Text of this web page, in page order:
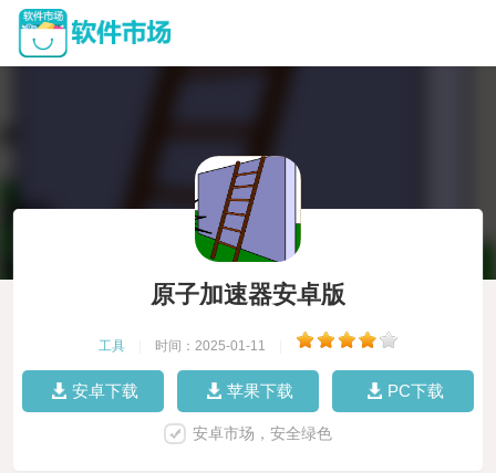
原子加速器安卓版
工具 时间：2025-01-11
安卓下载 苹果下载 PC下载
安卓市场，安全绿色